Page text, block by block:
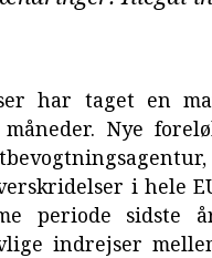
har taget en
Nye
i hele
periode sidste
indrejser